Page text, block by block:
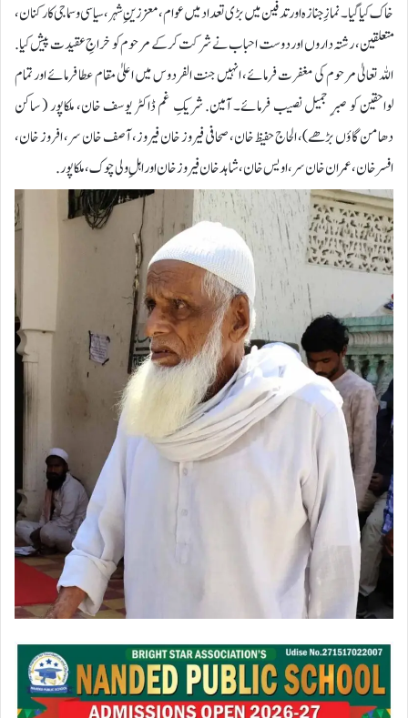
خاک کیا گیا۔ نمازِ جنازہ اور تدفین میں بڑی تعداد میں عوام، معززینِ شہر، سیاسی و سماجی کارکنان،
متعلقین ، رشتہ داروں اور دوست احباب نے شرکت کرکے مرحوم کو خراجِ عقیدت پیش کیا.
اللہ تعالیٰ مرحوم کی مغفرت فرمائے، انہیں جنت الفردوس میں اعلیٰ مقام عطا فرمائے اور تمام
لواحقین کو صبرِ جمیل نصیب فرمائے۔ آمین. شریکِ غم ڈاکٹر یوسف خان، ملکاپور ( ساکن
دھامن گاؤں بڑھے)، الحاج حفیظ خان، صحافی فیروز خان فیروز، آصف خان سر، افروز خان،
افسر خان، عمران خان سر، اویس خان، شاہد خان فیروز خان اور اہلِ ولی چوک، ملکاپور.